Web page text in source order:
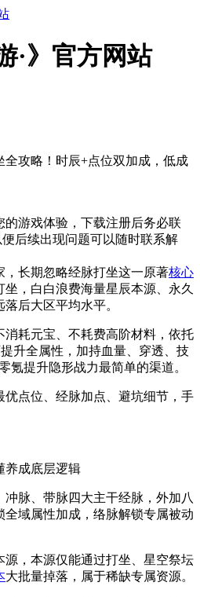
全攻略！时辰+点位双加成，低成
游戏体验，下载注册后务必联
后续出现问题可以随时联系解
，长期忽略经脉打坐这一原著核心
坐，白白浪费海量星辰本源、永久
后大区平均水平。
耗元宝、不耗费高阶材料，依托
升全属性，加持血量、穿透、技
氪提升隐形战力最简单的渠道。
点位、经脉加点、避坑细节，手
养成底层逻辑
脉、带脉四大主干经脉，外加八
域属性加成，络脉解锁专属被动
源，本源仅能通过打坐、星空祭坛
大批量掉落，属于稀缺专属资源。